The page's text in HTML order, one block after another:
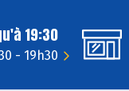
19:30
- 19h30